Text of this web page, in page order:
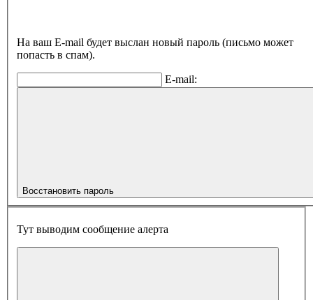
На ваш E-mail будет выслан новый пароль (письмо может
попасть в спам).
E-mail:
Восстановить пароль
Тут выводим сообщение алерта